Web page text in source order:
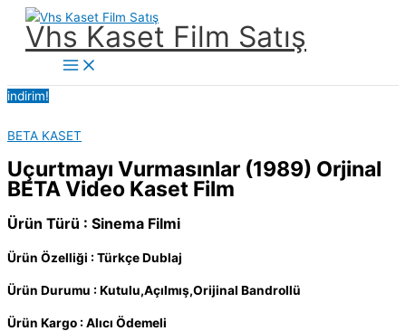
İçeriğe
Vhs Kaset Film Satış
Main
Menu
indirim!
BETA KASET
Uçurtmayı Vurmasınlar (1989) Orjinal
BETA Video Kaset Film
Ürün Türü : Sinema Filmi
Ürün Özelliği : Türkçe Dublaj
Ürün Durumu : Kutulu,Açılmış,Orijinal Bandrollü
Ürün Kargo : Alıcı Ödemeli